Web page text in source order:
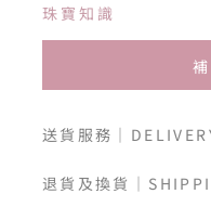
珠寶知識
送貨服務｜
退貨及換貨｜